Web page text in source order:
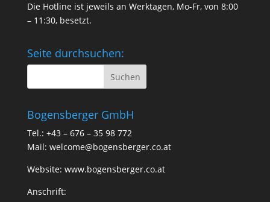
Die Hotline ist jeweils an Werktagen, Mo-Fr, von 8:00
– 11:30, besetzt.
Seite durchsuchen:
Bogensberger GmbH
Tel.: +43 – 676 – 35 98 772
Mail: welcome@bogensberger.co.at
Website: www.bogensberger.co.at
Anschrift: